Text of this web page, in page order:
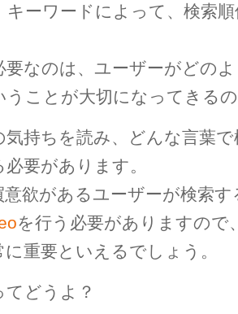
キーワードによって、検索
要なのは、ユーザーがどの
うことが大切になってきる
気持ちを読み、どんな言葉
要があります。
意欲があるユーザーが検索
を行う必要がありますので
重要といえるでしょう。
てどうよ？